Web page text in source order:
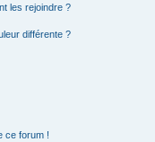
les rejoindre ?
différente ?
ce forum !